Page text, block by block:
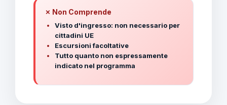
✗ Non Comprende
Visto d'ingresso: non necessario per
cittadini UE
Escursioni facoltative
Tutto quanto non espressamente
indicato nel programma